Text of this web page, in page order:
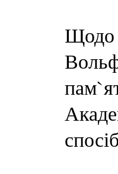
Щодо